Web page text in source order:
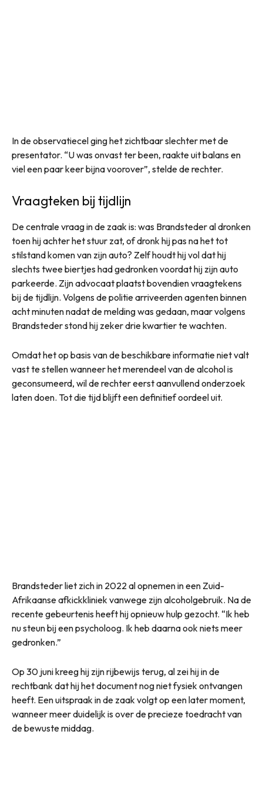
In de observatiecel ging het zichtbaar slechter met de
presentator. “U was onvast ter been, raakte uit balans en
viel een paar keer bijna voorover”, stelde de rechter.
Vraagteken bij tijdlijn
De centrale vraag in de zaak is: was Brandsteder al dronken
toen hij achter het stuur zat, of dronk hij pas na het tot
stilstand komen van zijn auto? Zelf houdt hij vol dat hij
slechts twee biertjes had gedronken voordat hij zijn auto
parkeerde. Zijn advocaat plaatst bovendien vraagtekens
bij de tijdlijn. Volgens de politie arriveerden agenten binnen
acht minuten nadat de melding was gedaan, maar volgens
Brandsteder stond hij zeker drie kwartier te wachten.
Omdat het op basis van de beschikbare informatie niet valt
vast te stellen wanneer het merendeel van de alcohol is
geconsumeerd, wil de rechter eerst aanvullend onderzoek
laten doen. Tot die tijd blijft een definitief oordeel uit.
Brandsteder liet zich in 2022 al opnemen in een Zuid-
Afrikaanse afkickkliniek vanwege zijn alcoholgebruik. Na de
recente gebeurtenis heeft hij opnieuw hulp gezocht. “Ik heb
nu steun bij een psycholoog. Ik heb daarna ook niets meer
gedronken.”
Op 30 juni kreeg hij zijn rijbewijs terug, al zei hij in de
rechtbank dat hij het document nog niet fysiek ontvangen
heeft. Een uitspraak in de zaak volgt op een later moment,
wanneer meer duidelijk is over de precieze toedracht van
de bewuste middag.